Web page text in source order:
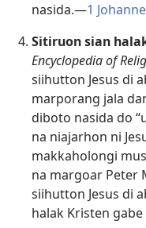
nasida.—1
Sitiruon sian
Encyclopedia of
siihutton Jesus di
marporang jala
diboto nasida do
na niajarhon ni
makkaholongi
na margoar Peter
siihutton Jesus di
halak Kristen